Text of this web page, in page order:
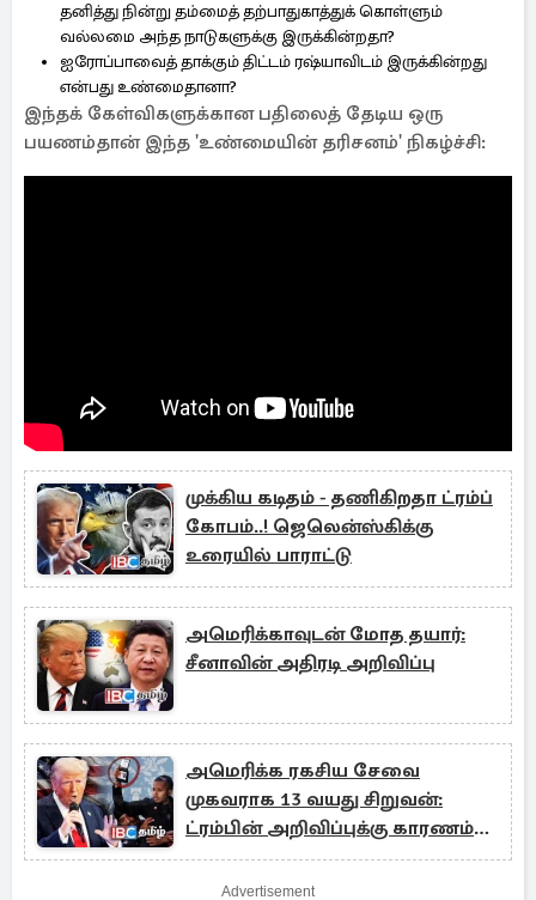
தனித்து நின்று தம்மைத் தற்பாதுகாத்துக் கொள்ளும்
வல்லமை அந்த நாடுகளுக்கு இருக்கின்றதா?
ஐரோப்பாவைத் தாக்கும் திட்டம் ரஷ்யாவிடம் இருக்கின்றது
என்பது உண்மைதானா?
இந்தக் கேள்விகளுக்கான பதிலைத் தேடிய ஒரு
பயணம்தான் இந்த 'உண்மையின் தரிசனம்' நிகழ்ச்சி:
முக்கிய கடிதம் - தணிகிறதா ட்ரம்ப்
கோபம்..! ஜெலென்ஸ்கிக்கு
உரையில் பாராட்டு
அமெரிக்காவுடன் மோத தயார்:
சீனாவின் அதிரடி அறிவிப்பு
அமெரிக்க ரகசிய சேவை
முகவராக 13 வயது சிறுவன்:
ட்ரம்பின் அறிவிப்புக்கு காரணம்
என்ன..!
Advertisement